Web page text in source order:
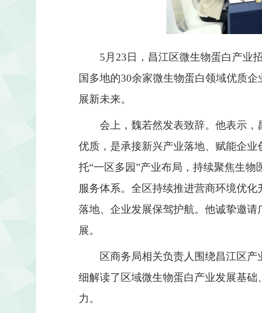
5月23日，昌江区微生物蛋白产业
国多地的30余家微生物蛋白领域优质
展新未来。
会上，魏若然发表致辞。他表示
优质，是承接新兴产业落地、赋能企
托“一区多园”产业布局，持续聚焦生
服务体系。全区持续推进营商环境优
落地、企业发展保驾护航。他诚挚邀
展。
区商务局相关负责人围绕昌江区
细解读了区域微生物蛋白产业发展基
力。